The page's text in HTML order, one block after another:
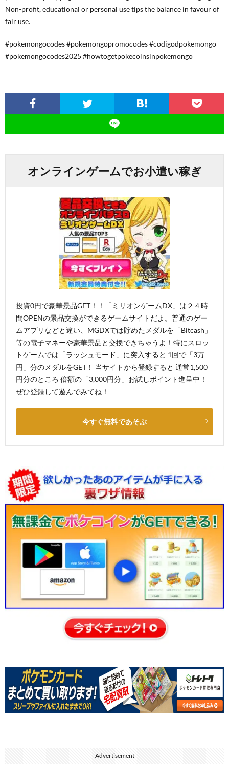
Non-profit, educational or personal use tips the balance in favour of
fair use.
#pokemongocodes #pokemongopromocodes #codigodpokemongo
#pokemongocodes2025 #howtogetpokecoinsinpokemongo
オンラインゲームでお小遣い稼ぎ
投資0円で豪華景品GET！！「ミリオンゲームDX」は２４時
間OPENの景品交換ができるゲームサイトだよ。普通のゲー
ムアプリなどと違い、MGDXでは貯めたメダルを「Bitcash」
等の電子マネーや豪華景品と交換できちゃうよ！特にスロッ
トゲームでは「ラッシュモード」に突入すると 1回で「3万
円」分のメダルをGET！ 当サイトから登録すると 通常1,500
円分のところ 倍額の「3,000円分」お試しポイント進呈中！
ぜひ登録して遊んでみてね！
今すぐ無料であそぶ
Advertisement